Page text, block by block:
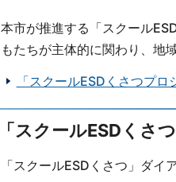
本市が推進する「スクール
もたちが主体的に関わり、地
「スクールESDくさつプ
「スクールESDくさ
「スクールESDくさつ」ダイ